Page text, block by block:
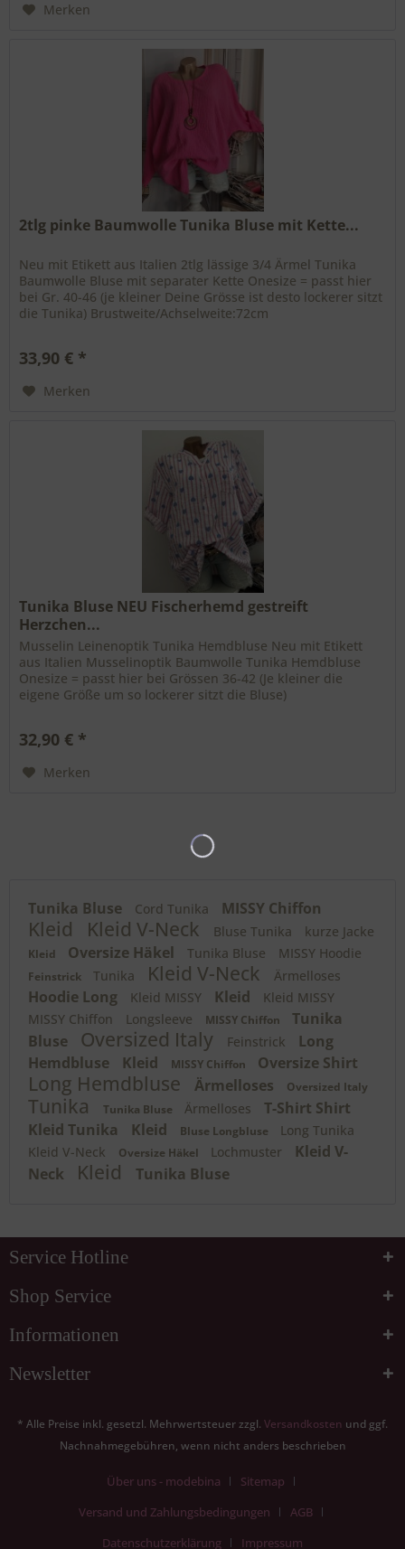
Merken
2tlg pinke Baumwolle Tunika Bluse mit Kette...
Neu mit Etikett aus Italien 2tlg lässige 3/4 Ärmel Tunika
Baumwolle Bluse mit separater Kette Onesize = passt hier
bei Gr. 40-46 (je kleiner Deine Grösse ist desto lockerer sitzt
die Tunika) Brustweite/Achselweite:72cm
33,90 € *
Merken
Tunika Bluse NEU Fischerhemd gestreift
Herzchen...
Musselin Leinenoptik Tunika Hemdbluse Neu mit Etikett
aus Italien Musselinoptik Baumwolle Tunika Hemdbluse
Onesize = passt hier bei Grössen 36-42 (Je kleiner die
eigene Größe um so lockerer sitzt die Bluse)
32,90 € *
Merken
Tunika Bluse Cord Tunika MISSY Chiffon
Kleid Kleid V-Neck Bluse Tunika kurze Jacke
Kleid Oversize Häkel Tunika Bluse MISSY Hoodie
Feinstrick Tunika Kleid V-Neck Ärmelloses
Hoodie Long Kleid MISSY Kleid
Kleid MISSY
MISSY Chiffon
Longsleeve MISSY Chiffon
Tunika
Bluse
Oversized Italy Feinstrick
Long
Hemdbluse
Kleid MISSY Chiffon Oversize Shirt
Long Hemdbluse Ärmelloses Oversized Italy
Tunika Tunika Bluse Ärmelloses
T-Shirt Shirt
Kleid Tunika
Kleid Bluse Longbluse
Long Tunika
Kleid V-Neck
Oversize Häkel Lochmuster
Kleid V-
Neck
Kleid Tunika Bluse
Service Hotline
Shop Service
Informationen
Newsletter
* Alle Preise inkl. gesetzl. Mehrwertsteuer zzgl. Versandkosten und ggf.
Nachnahmegebühren, wenn nicht anders beschrieben
Über uns - modebina
Sitemap
Versand und Zahlungsbedingungen
AGB
Datenschutzerklärung
Impressum